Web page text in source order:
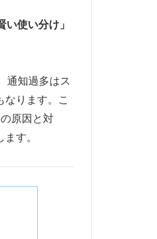
使い分け」
通知過多はス
なります。こ
原因と対
す。